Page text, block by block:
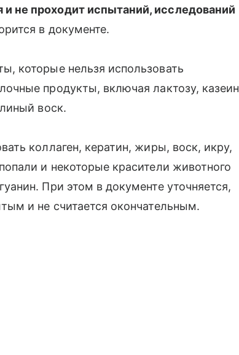
не проходит испытаний, исследований
в документе.
которые нельзя использовать
продукты, включая лактозу, казеин
воск.
коллаген, кератин, жиры, воск, икру,
и некоторые красители животного
При этом в документе уточняется,
и не считается окончательным.